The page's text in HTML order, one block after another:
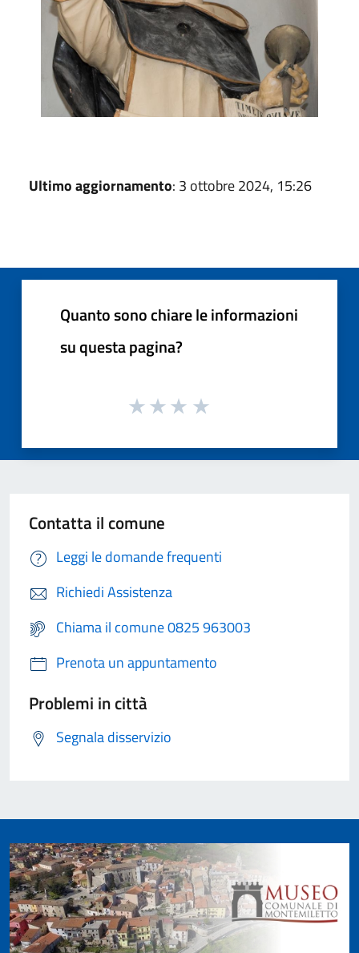
Ultimo aggiornamento: 3 ottobre 2024, 15:26
Quanto sono chiare le informazioni
su questa pagina?
Contatta il comune
Leggi le domande frequenti
Richiedi Assistenza
Chiama il comune 0825 963003
Prenota un appuntamento
Problemi in città
Segnala disservizio